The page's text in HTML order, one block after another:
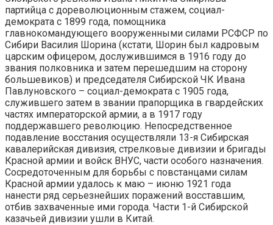
партийца с дореволюционным стажем, социал-
демократа с 1899 года, помощника
главнокомандующего вооруженными силами РСФСР по
Сибири Василия Шорина (кстати, Шорин был кадровым
царским офицером, дослужившимся в 1916 году до
звания полковника и затем перешедшим на сторону
большевиков) и председателя Сибирской ЧК Ивана
Павлуновского – социал-демократа с 1905 года,
служившего затем в звании прапорщика в гвардейских
частях императорской армии, а в 1917 году
поддержавшего революцию. Непосредственное
подавление восстания осуществляли 13-я Сибирская
кавалерийская дивизия, стрелковые дивизии и бригады
Красной армии и войск ВНУС, части особого назначения.
Сосредоточенным для борьбы с повстанцами силам
Красной армии удалось к маю – июню 1921 года
нанести ряд серьезнейших поражений восставшим,
отбив захваченные ими города. Части 1-й Сибирской
казачьей дивизии ушли в Китай.